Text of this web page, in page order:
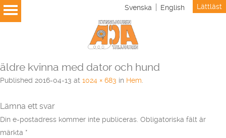
Svenska English Lättläst
äldre kvinna med dator och hund
Published 2016-04-13 at 1024 × 683 in Hem
Lämna ett svar
Din e-postadress kommer inte publiceras. Obligatoriska fält är
märkta *